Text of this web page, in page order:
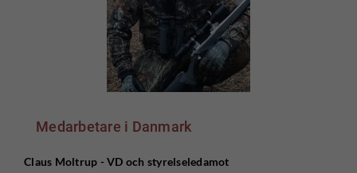
Medarbetare i Danmark
Claus Moltrup - VD och styrelseledamot